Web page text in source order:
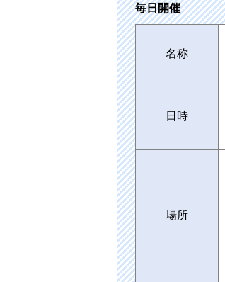
毎日開催
名称
日時
場所